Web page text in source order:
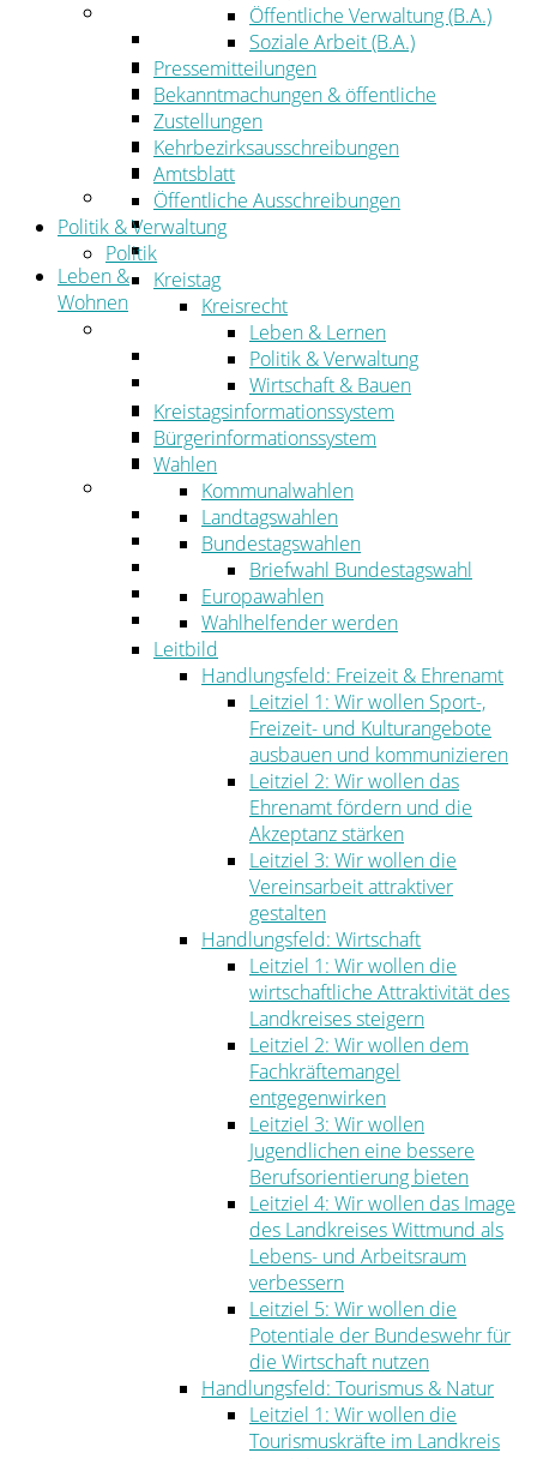
Wirtschaftsförderung
Gewerbeflächen und Unternehmen
Arbeitgeberservice
Mobilfunk & Breitband
Straßen- und Radwegebau
Landwirtschaft
Tourismus
Freizeit und Urlaub im Landkreis
Veranstaltungen
Leben &
Wohnen
Migration
Schulen, Bildung, Sport und Kultur
Soziales
Gesundheit
Jugend, Familie und Senioren
Bauen und Planen
Abfall
Umwelt
Ordnung
Öffentliche Verwaltung (B.A.)
Soziale Arbeit (B.A.)
Pressemitteilungen
Bekanntmachungen & öffentliche
Zustellungen
Kehrbezirksausschreibungen
Amtsblatt
Öffentliche Ausschreibungen
Politik & Verwaltung
Politik
Kreistag
Kreisrecht
Leben & Lernen
Politik & Verwaltung
Wirtschaft & Bauen
Kreistagsinformationssystem
Bürgerinformationssystem
Wahlen
Kommunalwahlen
Landtagswahlen
Bundestagswahlen
Briefwahl Bundestagswahl
Europawahlen
Wahlhelfender werden
Leitbild
Handlungsfeld: Freizeit & Ehrenamt
Leitziel 1: Wir wollen Sport-,
Freizeit- und Kulturangebote
ausbauen und kommunizieren
Leitziel 2: Wir wollen das
Ehrenamt fördern und die
Akzeptanz stärken
Leitziel 3: Wir wollen die
Vereinsarbeit attraktiver
gestalten
Handlungsfeld: Wirtschaft
Leitziel 1: Wir wollen die
wirtschaftliche Attraktivität des
Landkreises steigern
Leitziel 2: Wir wollen dem
Fachkräftemangel
entgegenwirken
Leitziel 3: Wir wollen
Jugendlichen eine bessere
Berufsorientierung bieten
Leitziel 4: Wir wollen das Image
des Landkreises Wittmund als
Lebens- und Arbeitsraum
verbessern
Leitziel 5: Wir wollen die
Potentiale der Bundeswehr für
die Wirtschaft nutzen
Handlungsfeld: Tourismus & Natur
Leitziel 1: Wir wollen die
Tourismuskräfte im Landkreis